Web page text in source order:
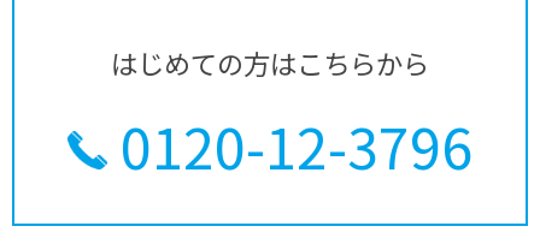
はじめての方はこちらから
0120-12-3796